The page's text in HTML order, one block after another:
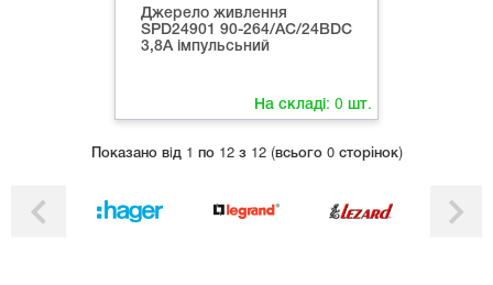
Джерело живлення
SPD24901 90-264/AC/24ВDC
3,8А імпульсьний
На складі: 0 шт.
Показано вiд 1 по 12 з 12 (всього 0 сторінок)